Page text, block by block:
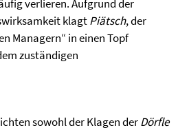
verlieren. Aufgrund der
klagtPiätsch, der
Managern“ in einen Topf
zuständigen
sowohl der Klagen derDörfle